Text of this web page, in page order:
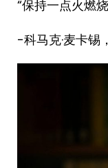
“保持一点火燃
-科马克·麦卡锡